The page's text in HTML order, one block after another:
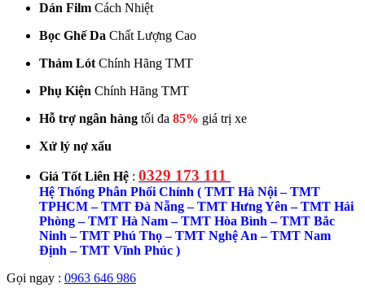
Dán Film Cách Nhiệt
Bọc Ghế Da Chất Lượng Cao
Thảm Lót Chính Hãng TMT
Phụ Kiện Chính Hãng TMT
Hỗ trợ ngân hàng tối đa 85% giá trị xe
Xử lý nợ xấu
Giá Tốt Liên Hệ : 0329 173 111
Hệ Thống Phân Phối Chính ( TMT Hà Nội – TMT
TPHCM – TMT Đà Nẵng – TMT Hưng Yên – TMT Hải
Phòng – TMT Hà Nam – TMT Hòa Bình – TMT Bắc
Ninh – TMT Phú Thọ – TMT Nghệ An – TMT Nam
Định – TMT Vĩnh Phúc )
Gọi ngay : 0963 646 986